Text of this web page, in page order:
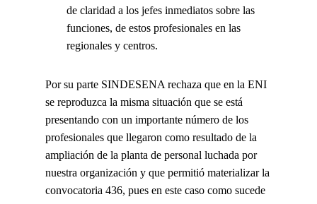
de claridad a los jefes inmediatos sobre las
funciones, de estos profesionales en las
regionales y centros.
Por su parte SINDESENA rechaza que en la ENI
se reproduzca la misma situación que se está
presentando con un importante número de los
profesionales que llegaron como resultado de la
ampliación de la planta de personal luchada por
nuestra organización y que permitió materializar la
convocatoria 436, pues en este caso como sucede